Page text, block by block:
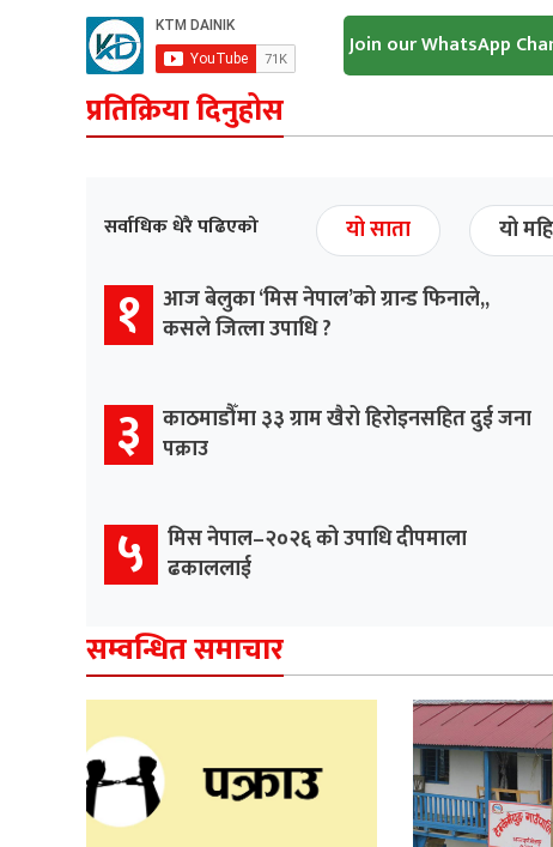
Join our WhatsApp
प्रतिक्रिया दिनुहोस
सर्वाधिक धेरै पढिएको यो साता यो
१
आज बेलुका ‘मिस नेपाल’को ग्रान्ड फिनाले,,
कसले जित्ला उपाधि ?
३
काठमाडौँमा ३३ ग्राम खैरो हिरोइनसहित दुई जना
पक्राउ
५
मिस नेपाल–२०२६ को उपाधि दीपमाला
ढकाललाई
सम्वन्धित समाचार